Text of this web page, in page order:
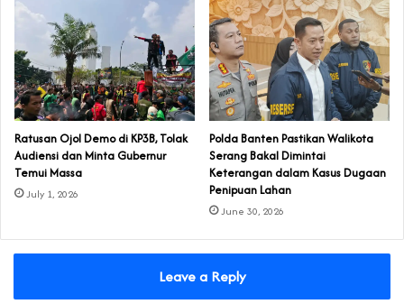
‎Ratusan Ojol Demo di KP3B, Tolak
Audiensi dan Minta Gubernur
Temui Massa
July 1, 2026
Polda Banten Pastikan Walikota
Serang Bakal Dimintai
Keterangan dalam Kasus Dugaan
Penipuan Lahan
June 30, 2026
Leave a Reply